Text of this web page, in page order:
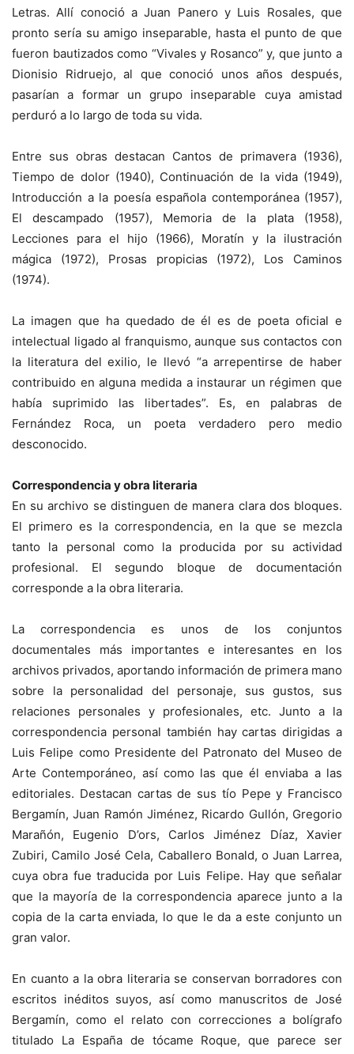
Letras. Allí conoció a Juan Panero y Luis Rosales, que
pronto sería su amigo inseparable, hasta el punto de que
fueron bautizados como “Vivales y Rosanco” y, que junto a
Dionisio Ridruejo, al que conoció unos años después,
pasarían a formar un grupo inseparable cuya amistad
perduró a lo largo de toda su vida.
Entre sus obras destacan Cantos de primavera (1936),
Tiempo de dolor (1940), Continuación de la vida (1949),
Introducción a la poesía española contemporánea (1957),
El descampado (1957), Memoria de la plata (1958),
Lecciones para el hijo (1966), Moratín y la ilustración
mágica (1972), Prosas propicias (1972), Los Caminos
(1974).
La imagen que ha quedado de él es de poeta oficial e
intelectual ligado al franquismo, aunque sus contactos con
la literatura del exilio, le llevó “a arrepentirse de haber
contribuido en alguna medida a instaurar un régimen que
había suprimido las libertades”. Es, en palabras de
Fernández Roca, un poeta verdadero pero medio
desconocido.
Correspondencia y obra literaria
En su archivo se distinguen de manera clara dos bloques.
El primero es la correspondencia, en la que se mezcla
tanto la personal como la producida por su actividad
profesional. El segundo bloque de documentación
corresponde a la obra literaria.
La correspondencia es unos de los conjuntos
documentales más importantes e interesantes en los
archivos privados, aportando información de primera mano
sobre la personalidad del personaje, sus gustos, sus
relaciones personales y profesionales, etc. Junto a la
correspondencia personal también hay cartas dirigidas a
Luis Felipe como Presidente del Patronato del Museo de
Arte Contemporáneo, así como las que él enviaba a las
editoriales. Destacan cartas de sus tío Pepe y Francisco
Bergamín, Juan Ramón Jiménez, Ricardo Gullón, Gregorio
Marañón, Eugenio D’ors, Carlos Jiménez Díaz, Xavier
Zubiri, Camilo José Cela, Caballero Bonald, o Juan Larrea,
cuya obra fue traducida por Luis Felipe. Hay que señalar
que la mayoría de la correspondencia aparece junto a la
copia de la carta enviada, lo que le da a este conjunto un
gran valor.
En cuanto a la obra literaria se conservan borradores con
escritos inéditos suyos, así como manuscritos de José
Bergamín, como el relato con correcciones a bolígrafo
titulado La España de tócame Roque, que parece ser